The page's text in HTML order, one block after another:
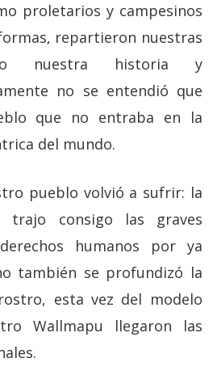
proletarios y campesinos
repartieron nuestras
nuestra historia y
no se entendió que
que no entraba en la
del mundo.
pueblo volvió a sufrir: la
trajo consigo las graves
humanos por ya
también se profundizó la
esta vez del modelo
Wallmapu llegaron las